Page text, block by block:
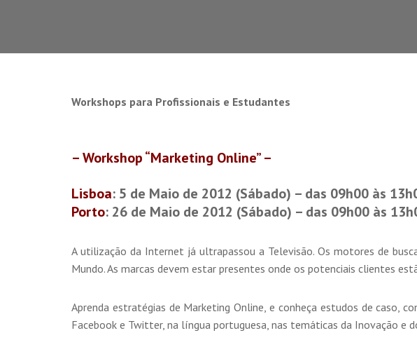
Workshops para Profissionais e Estudantes
– Workshop “Marketing Online” –
Lisboa: 5 de Maio de 2012 (Sábado) – das 09h00 às
Porto: 26 de Maio de 2012 (Sábado) – das 09h00 às
A utilização da Internet já ultrapassou a Televisão. Os motores de
Mundo. As marcas devem estar presentes onde os potenciais clientes
Aprenda estratégias de Marketing Online, e conheça estudos de caso,
Facebook e Twitter, na língua portuguesa, nas temáticas da Inovação e